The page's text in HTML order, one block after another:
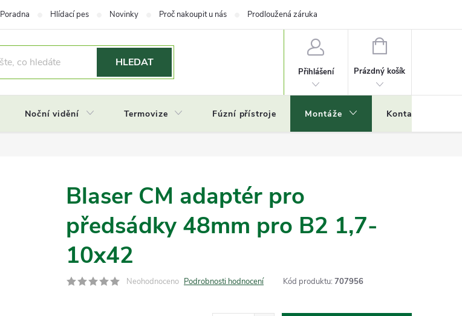
Poradna Hlídací pes Novinky Proč nakoupit u nás Prodloužená záruka
HLEDAT
Přihlášení
NÁKUPNÍ
Prázdný košík
Noční vidění Termovize Fúzní přístroje Montáže Kontakty
Blaser CM adaptér pro
předsádky 48mm pro B2 1,7-
10x42
Neohodnoceno Podrobnosti hodnocení Kód produktu: 707956